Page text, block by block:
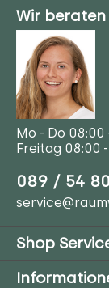
Wir beraten
Mo - Do 08:00
Freitag 08:00
089 / 54
Shop